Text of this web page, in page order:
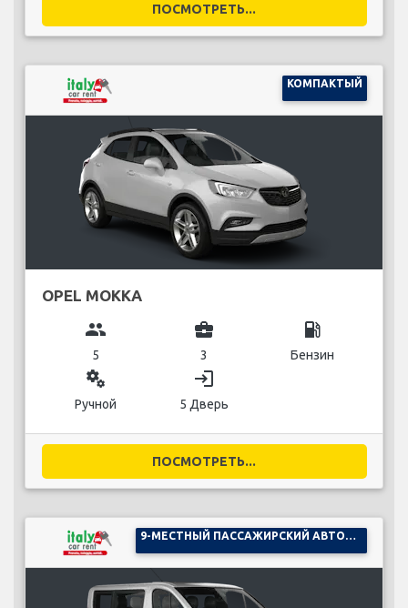
ПОСМОТРЕТЬ...
КОМПАКТЫЙ
OPEL MOKKA
group
5
business_center
3
local_gas_station
Бензин
miscellaneous_services
Ручной
login
5 Дверь
ПОСМОТРЕТЬ...